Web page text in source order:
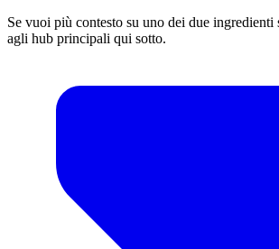
Se vuoi più contesto su uno dei due ingredienti
agli hub principali qui sotto.